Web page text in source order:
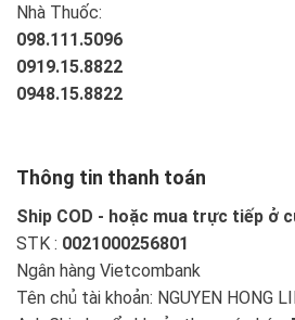
Nhà Thuốc:
098.111.5096
0919.15.8822
0948.15.8822
Thông tin thanh toán
Ship COD - hoặc mua trực tiếp ở
STK : 0021000256801
Ngân hàng Vietcombank
Tên chủ tài khoản: NGUYEN HONG